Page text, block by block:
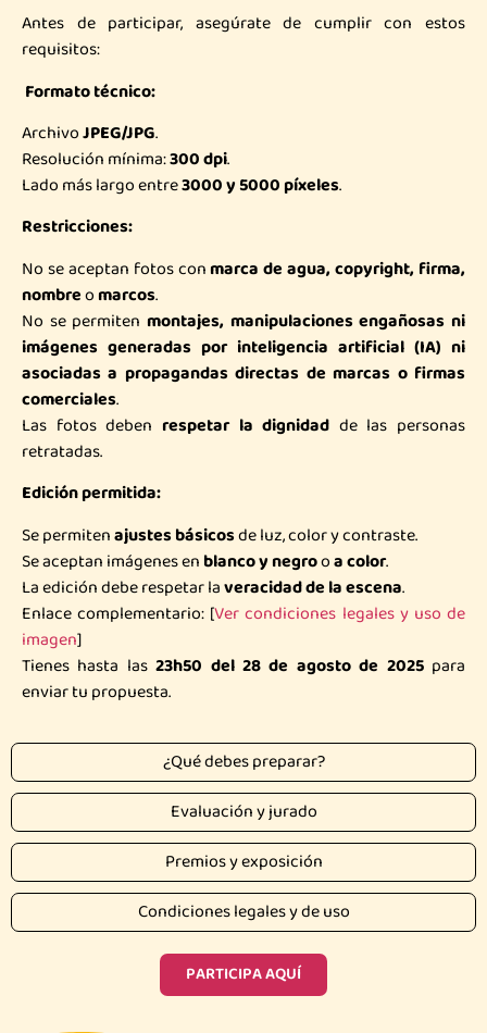
¿Qué debes preparar?
Evaluación y jurado
Premios y exposición
Condiciones legales y de uso
Antes de participar, asegúrate de cumplir con estos
requisitos:
Formato técnico:
ArchivoJPEG/JPG.
Resolución mínima:300 dpi.
Lado más largo entre3000 y 5000 píxeles.
Restricciones:
No se aceptan fotos conmarca de agua, copyright, firma,
nombreomarcos.
No se permiten montajes, manipulaciones engañosas ni
imágenes generadas por inteligencia artificial (IA) ni
asociadas a propagandas directas de marcas o firmas
comerciales.
Las fotos deben respetar la dignidad de las personas
retratadas.
Edición permitida:
Se permitenajustes básicosde luz, color y contraste.
Se aceptan imágenes en blanco y negrooa color.
La edición debe respetar laveracidad de la escena.
Enlace complementario: [Ver condiciones legales y uso de
imagen]
Tienes hasta las23h50 del 28 de agosto de 2025para
enviar tu propuesta.
PARTICIPA AQUÍ